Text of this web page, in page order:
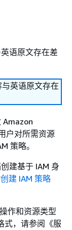
语原文存在差
英语原文存在
Amazon
户对所需资源
策略。
建基于 IAM 身
创建 IAM 策略
作和资源类型
式，请参阅《服